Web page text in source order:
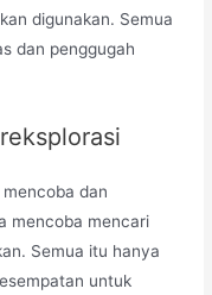
digunakan. Semua
dan penggugah
dan
mencoba mencari
Semua itu hanya
untuk